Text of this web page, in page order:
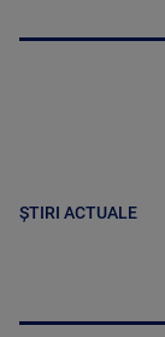
ȘTIRI ACTUALE